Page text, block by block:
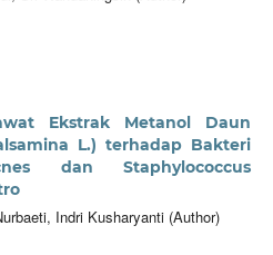
Ekstrak Metanol Daun
L.) terhadap Bakteri
dan Staphylococcus
Indri Kusharyanti (Author)